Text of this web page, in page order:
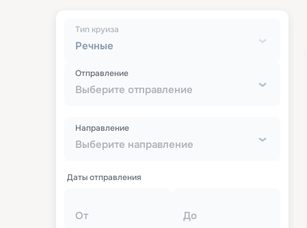
Речные
Тип круиза
Выберите отправление
Отправление
Выберите направление
Направление
Даты отправления
От До